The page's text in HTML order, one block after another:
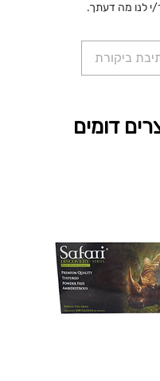
י לנו מה דעתך.
ביקורת
דומים